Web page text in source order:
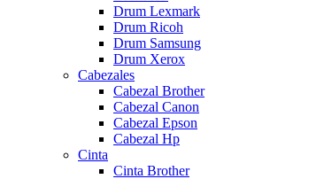
Drum Lexmark
Drum Ricoh
Drum Samsung
Drum Xerox
Cabezales
Cabezal Brother
Cabezal Canon
Cabezal Epson
Cabezal Hp
Cinta
Cinta Brother